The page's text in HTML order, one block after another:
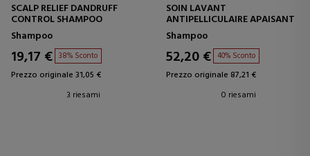
SCALP RELIEF DANDRUFF
CONTROL SHAMPOO
Shampoo
19,17 € 38% Sconto
Prezzo originale 31,05 €
3 riesami
SOIN LAVANT
ANTIPELLICULAIRE APAISANT
Shampoo
52,20 € 40% Sconto
Prezzo originale 87,21 €
0 riesami